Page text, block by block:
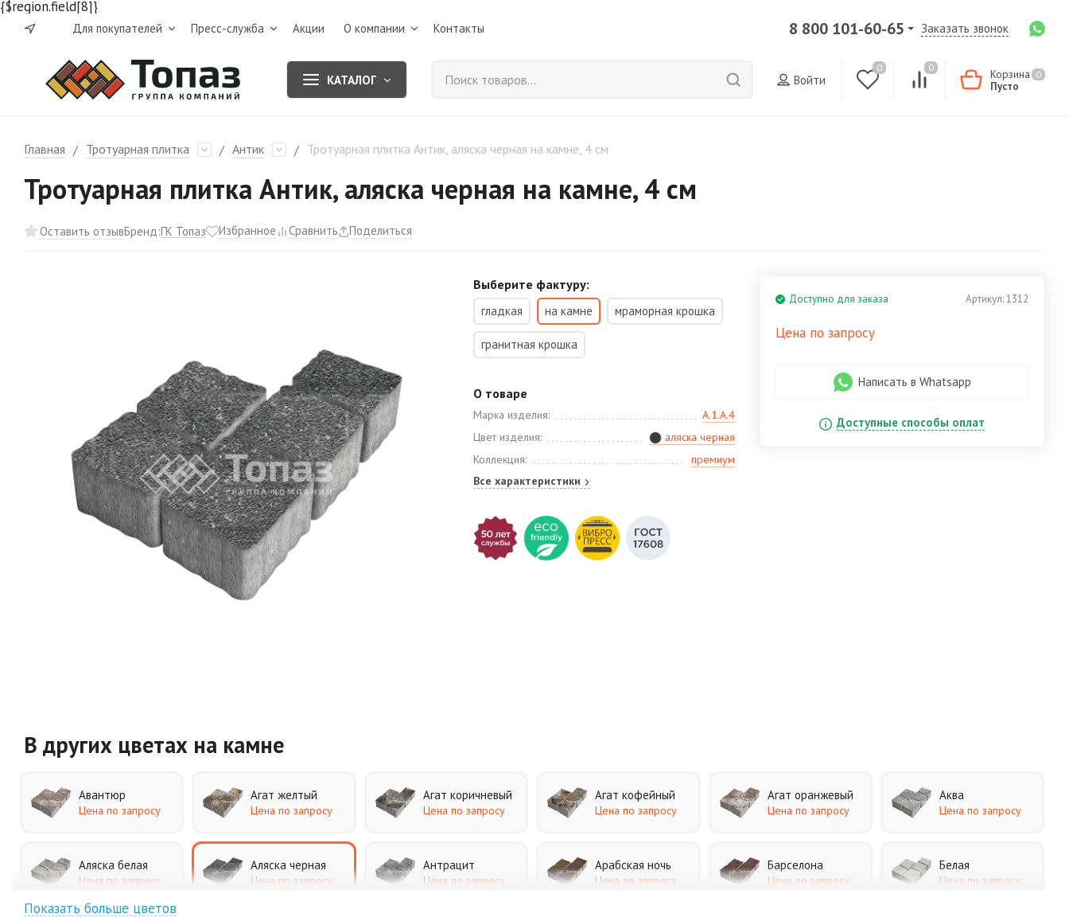
{$region.field[8]}
Для покупателей Пресс-служба Акции О компании Контакты 8 800 101-60-65 Заказать звонок
КАТАЛОГ Войти
0 0 Корзина 0
Пусто
Главная / Тротуарная плитка / Антик / Тротуарная плитка Антик, аляска черная на камне, 4 см
Тротуарная плитка Антик, аляска черная на камне, 4 см
Оставить отзывБренд:ГК Топаз Избранное Сравнить Поделиться
Выберите фактуру:
гладкая на камне мраморная крошка
гранитная крошка
О товаре
Марка изделия:
А.1.А.4
Цвет изделия:
аляска черная
Коллекция:
премиум
Все характеристики
Артикул:1312
Доступно для заказа
Цена по запросу
Написать в Whatsapp
Доступные способы оплат
В других цветах на камне
Авантюр
Цена по запросу
Агат желтый
Цена по запросу
Агат коричневый
Цена по запросу
Агат кофейный
Цена по запросу
Агат оранжевый
Цена по запросу
Аква
Цена по запросу
Аляска белая
Цена по запросу
Аляска черная
Цена по запросу
Антрацит
Цена по запросу
Арабская ночь
Цена по запросу
Барселона
Цена по запросу
Белая
Цена по запросу
Показать больше цветов